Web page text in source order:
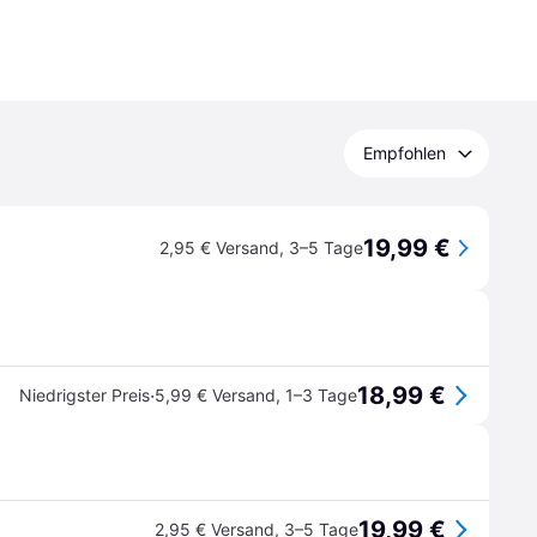
Empfohlen
2,95 € Versand, 3–5 Tage19,99 €
Niedrigster Preis·5,99 € Versand, 1–3 Tage18,99 €
2,95 € Versand, 3–5 Tage19,99 €